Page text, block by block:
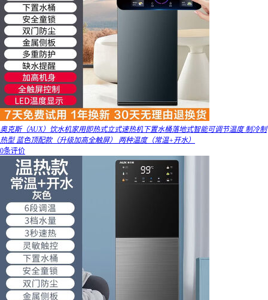
奥克斯（AUX）饮水机家用即热式立式速热机下置水桶落地式智能可调节温度 制冷制
热型 蓝色顶配款（升级加高全触屏） 两种温度（常温+开水）
0条评价